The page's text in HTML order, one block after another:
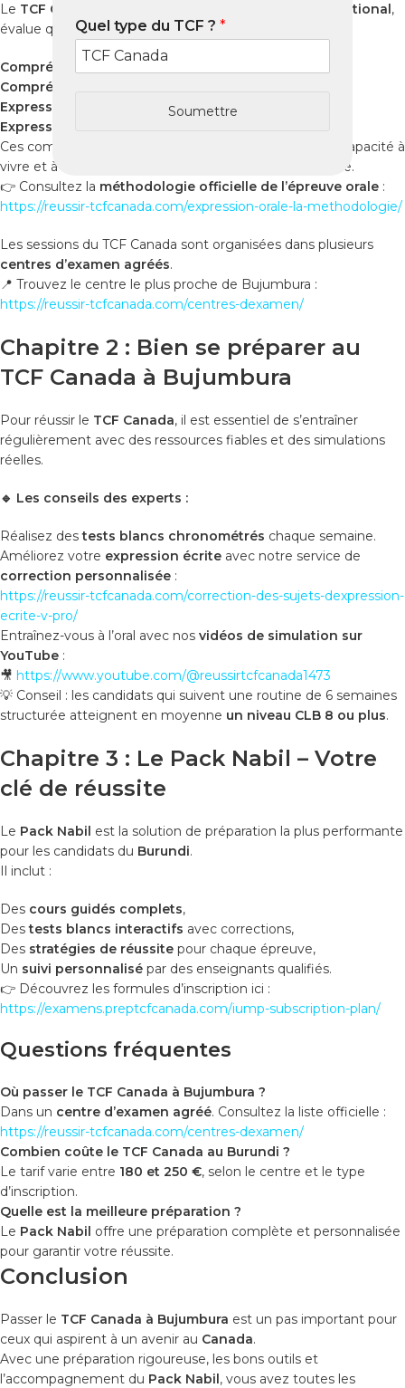
Quel type du TCF ? *
Soumettre
Le TCF Canada France Éducation International ,
évalue quatre compétences linguistiques :
Compréhension orale
Compréhension écrite
Expression orale
Expression écrite
Ces compétences permettent à
d’évaluer votre capacité à
vivre et à travailler dans un environnement francophone.
👉 Consultez la méthodologie officielle de l’épreuve orale :
https://reussir-tcfcanada.com/expression-orale-la-methodologie/
Les sessions du TCF Canada sont organisées dans plusieurs
centres d’examen agréés.
📍 Trouvez le centre le plus proche de Bujumbura :
https://reussir-tcfcanada.com/centres-dexamen/
Chapitre 2 : Bien se préparer au
TCF Canada à Bujumbura
Pour réussir le TCF Canada, il est essentiel de s’entraîner
régulièrement avec des ressources fiables et des simulations
réelles.
🔹 Les conseils des experts :
Réalisez destests blancs chronométrés chaque semaine.
Améliorez votre expression écrite avec notre service de
correction personnalisée :
https://reussir-tcfcanada.com/correction-des-sujets-dexpression-
ecrite-v-pro/
Entraînez-vous à l’oral avec nos vidéos de simulation sur
YouTube :
🎥 https://www.youtube.com/@reussirtcfcanada1473
💡 Conseil : les candidats qui suivent une routine de 6 semaines
structurée atteignent en moyenne un niveau CLB 8 ou plus.
Chapitre 3 : Le Pack Nabil – Votre
clé de réussite
Le Pack Nabil est la solution de préparation la plus performante
pour les candidats du Burundi.
Il inclut :
Des cours guidés complets,
Destests blancs interactifs avec corrections,
Des stratégies de réussite pour chaque épreuve,
Un suivi personnalisé par des enseignants qualifiés.
👉 Découvrez les formules d’inscription ici :
https://examens.preptcfcanada.com/iump-subscription-plan/
Questions fréquentes
Où passer le TCF Canada à Bujumbura ?
Dans un centre d’examen agréé. Consultez la liste officielle :
https://reussir-tcfcanada.com/centres-dexamen/
Combien coûte le TCF Canada au Burundi ?
Le tarif varie entre 180 et 250 €, selon le centre et le type
d’inscription.
Quelle est la meilleure préparation ?
Le Pack Nabil offre une préparation complète et personnalisée
pour garantir votre réussite.
Conclusion
Passer le TCF Canada à Bujumbura est un pas important pour
ceux qui aspirent à un avenir au Canada.
Avec une préparation rigoureuse, les bons outils et
l’accompagnement du Pack Nabil , vous avez toutes les